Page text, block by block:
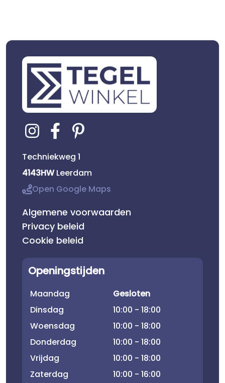
Techniekweg 1
4143HWLeerdam
Open Google Maps
Algemene voorwaarden
Privacy beleid
Cookie beleid
Openingstijden
Maandag
Gesloten
Dinsdag
10:00 - 18:00
Woensdag
10:00 - 18:00
Donderdag
10:00 - 18:00
Vrijdag
10:00 - 18:00
Zaterdag
10:00 - 16:00